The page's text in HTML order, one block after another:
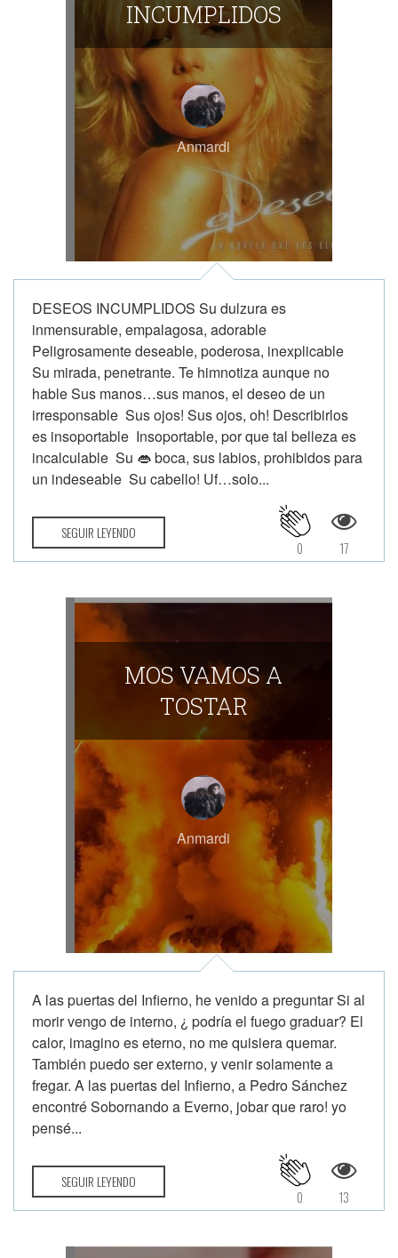
INCUMPLIDOS
Anmardi
DESEOS INCUMPLIDOS Su dulzura es
inmensurable, empalagosa, adorable
Peligrosamente deseable, poderosa, inexplicable
Su mirada, penetrante. Te himnotiza aunque no
hable Sus manos…sus manos, el deseo de un
irresponsable Sus ojos! Sus ojos, oh! Describirlos
es insoportable Insoportable, por que tal belleza es
incalculable Su 👄 boca, sus labios, prohibidos para
un indeseable Su cabello! Uf…solo...
SEGUIR LEYENDO
17
0
MOS VAMOS A
TOSTAR
Anmardi
A las puertas del Infierno, he venido a preguntar Si al
morir vengo de interno, ¿ podría el fuego graduar? El
calor, imagino es eterno, no me quisiera quemar.
También puedo ser externo, y venir solamente a
fregar. A las puertas del Infierno, a Pedro Sánchez
encontré Sobornando a Everno, jobar que raro! yo
pensé...
SEGUIR LEYENDO
13
0